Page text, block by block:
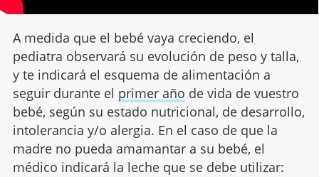
A medida que el bebé vaya creciendo, el
pediatra observará su evolución de peso y talla,
y te indicará el esquema de alimentación a
seguir durante el primer año de vida de vuestro
bebé, según su estado nutricional, de desarrollo,
intolerancia y/o alergia. En el caso de que la
madre no pueda amamantar a su bebé, el
médico indicará la leche que se debe utilizar: